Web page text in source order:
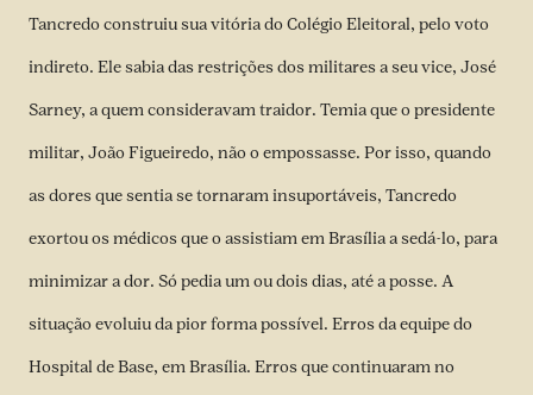
Tancredo construiu sua vitória do Colégio Eleitoral, pelo voto
indireto. Ele sabia das restrições dos militares a seu vice, José
Sarney, a quem consideravam traidor. Temia que o presidente
militar, João Figueiredo, não o empossasse. Por isso, quando
as dores que sentia se tornaram insuportáveis, Tancredo
exortou os médicos que o assistiam em Brasília a sedá-lo, para
minimizar a dor. Só pedia um ou dois dias, até a posse. A
situação evoluiu da pior forma possível. Erros da equipe do
Hospital de Base, em Brasília. Erros que continuaram no